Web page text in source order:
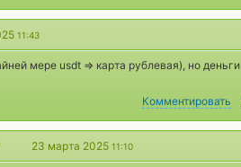
11:43
мере usdt => карта рублевая), но деньги
Комментировать
23 марта 2025 11:10